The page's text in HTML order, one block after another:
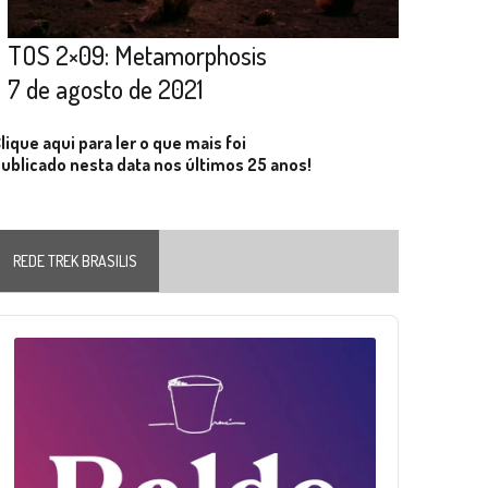
TOS 2×09: Metamorphosis
7 de agosto de 2021
aqui para ler o que mais foi
nesta data nos últimos 25 anos!
REDE TREK BRASILIS
Player